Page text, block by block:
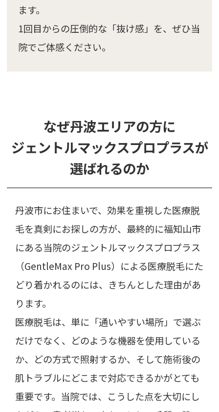
ます。
1回目からの圧倒的な「抜け感」を、ぜひ当
院でご体感ください。
なぜ丹波エリアの方に
ジェントルマックスプロプラスが
選ばれるのか
丹波市にお住まいで、効果を重視した医療脱
毛を真剣にお探しの方が、最終的に福知山市
にある当院のジェントルマックスプロプラス
（GentleMax Pro Plus）による医療脱毛にた
どり着かれるのには、きちんとした理由があ
ります。
医療脱毛は、単に「通いやすい場所」で選ぶ
だけでなく、どのような機器を使用している
か、どの方式で照射するか、そして施術後の
肌トラブルにどこまで対応できるかがとても
重要です。当院では、こうした点を大切にし